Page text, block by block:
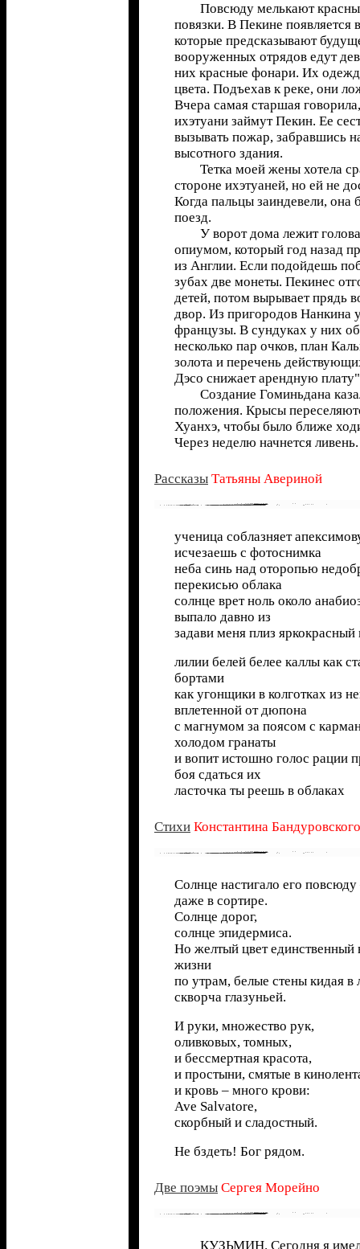
Повсюду мелькают
повязки. В Пекине появляется
которые предсказывают
вооруженных отрядов едут
них красные фонари. Их
цвета. Подъехав к реке, они
Вчера самая старшая
ихэтуани займут Пекин. Ее
вызывать пожар, забравшись
высотного здания.
Тетка моей жены хотела
стороне ихэтуаней, но ей не
Когда пальцы заиндевели, она
поезд.
У ворот дома лежит голова
опиумом, который год назад
из Англии. Если подойдешь
зубах две монеты. Пекинес
детей, потом вырывает прядь
двор. Из пригородов Нанкина
французы. В сундуках у них
несколько пар очков, план
золота и перечень
Дэсо снижает арендную
Создание Гоминьдана
положения. Крысы
Хуанхэ, чтобы было ближе
Через неделю начнется ливень.
Рассказы Татьяны Авериной
ученица соблазняет
исчезаешь с фотоснимка
неба синь над оторопью
перекисью облака
солнце врет ноль около
выпало давно из
задави меня плиз яркокрасный
лилии белей белее каллы как
бортами
как угонщики в колготках из
вплетенной от дюпона
с магнумом за поясом с
холодом гранаты
и вопит истошно голос рации
боя сдаться их
ласточка ты реешь в облаках
Cтихи Константина Бандуровского
Солнце настигало его повсюду
даже в сортире.
Солнце дорог,
солнце эпидермиса.
Но желтый цвет единственный
жизни
по утрам, белые стены кидая в
скворча глазуньей.
И руки, множество рук,
оливковых, томных,
и бессмертная красота,
и простыни, смятые в
и кровь – много крови:
Ave Salvatore,
скорбный и сладостный.
Не бздеть! Бог рядом.
Две поэмы Сергея Морейно
КУЗЬМИН. Сегодня я имел